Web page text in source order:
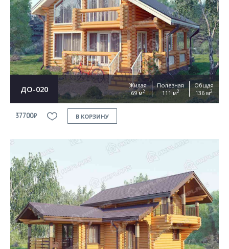
ДО-020
Жилая
69 м2
Полезная
111 м2
Общая
136 м2
37700₽ В КОРЗИНУ